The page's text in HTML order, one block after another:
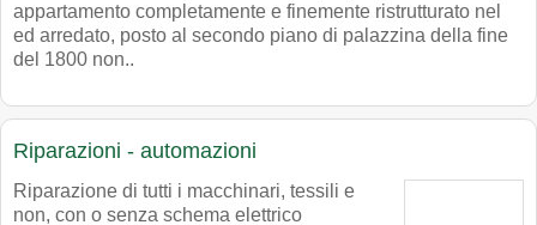
appartamento completamente e finemente ristrutturato nel
ed arredato, posto al secondo piano di palazzina della fine
del 1800 non..
Riparazioni - automazioni
Riparazione di tutti i macchinari, tessili e
non, con o senza schema elettrico